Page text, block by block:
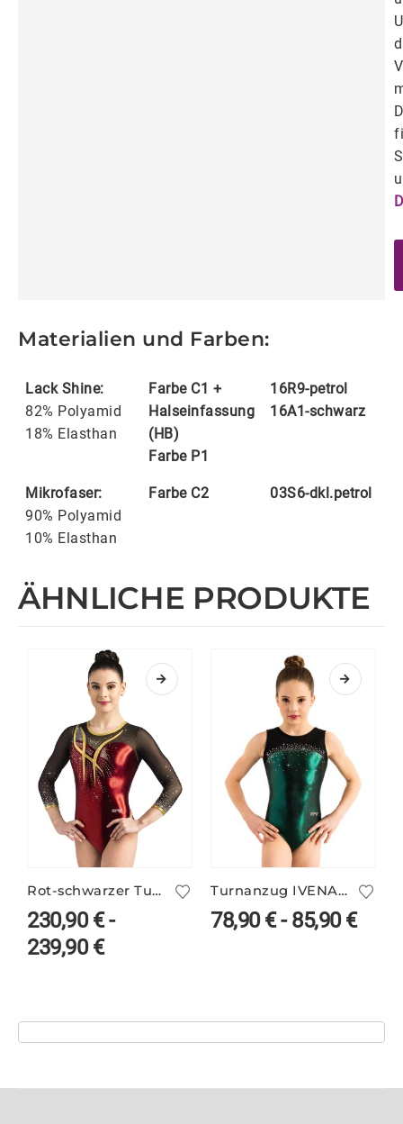
Materialien und Farben:
Lack Shine:
82% Polyamid
18% Elasthan
Farbe C1 +
Halseinfassung
(HB)
Farbe P1
16R9-petrol
16A1-schwarz
Mikrofaser:
90% Polyamid
10% Elasthan
Farbe C2 03S6-dkl.petrol
ÄHNLICHE PRODUKTE
Rot-schwarzer Turnanzug mit Netzärmeln – TALITHA/4
230,90€-
239,90€
Turnanzug IVENA/2 in deinen Farben
78,90€-85,90€